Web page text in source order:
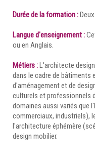
Durée de la formation :
Langue d'enseignement :
ou en Anglais.
Métiers :L'architecte
dans le cadre de
d'aménagement et de
culturels et professionnels
domaines aussi variés que
commerciaux, industriels),
l'architecture éphémère
design mobilier.